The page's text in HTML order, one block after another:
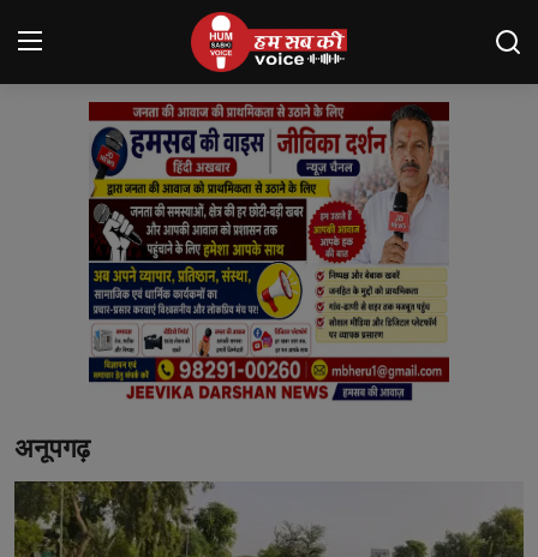
Login Register
About us
शाहपुरा
मनोरंजन
अनूपगढ़